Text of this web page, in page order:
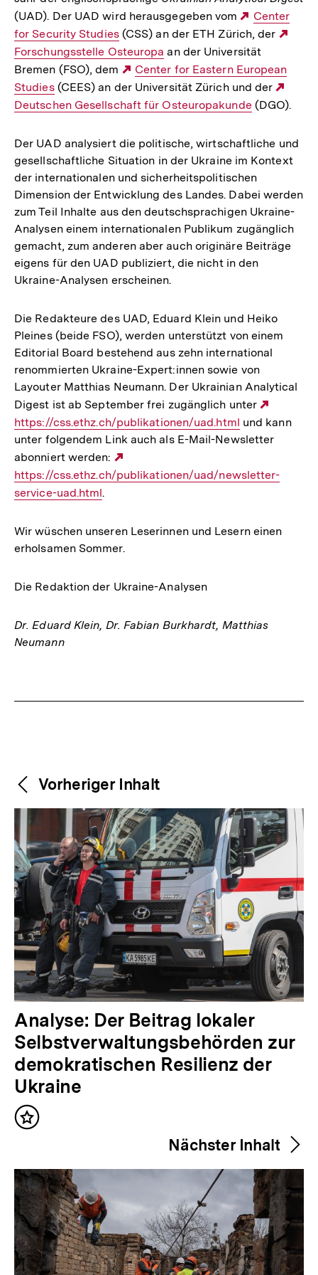
(UAD). Der UAD wird herausgegeben vom
Externer
Link:
Center
for Security Studies(CSS) an der ETH Zürich, der
Forschungsstelle Osteuropa an der Universität
Bremen (FSO), dem
Externer
Link:
Center for Eastern European
Studies(CEES) an der Universität Zürich und der
Link:
Deutschen Gesellschaft für Osteuropakunde (DGO).
Der UAD analysiert die politische, wirtschaftliche und
gesellschaftliche Situation in der Ukraine im Kontext
der internationalen und sicherheitspolitischen
Dimension der Entwicklung des Landes. Dabei werden
zum Teil Inhalte aus den deutschsprachigen Ukraine-
Analysen einem internationalen Publikum zugänglich
gemacht, zum anderen aber auch originäre Beiträge
eigens für den UAD publiziert, die nicht in den
Ukraine-Analysen erscheinen.
Die Redakteure des UAD, Eduard Klein und Heiko
Pleines (beide FSO), werden unterstützt von einem
Editorial Board bestehend aus zehn international
renommierten Ukraine-Expert:innen sowie von
Layouter Matthias Neumann. Der Ukrainian Analytical
Digest ist ab September frei zugänglich unter
Link:
https://css.ethz.ch/publikationen/uad.html und kann
unter folgendem Link auch als E-Mail-Newsletter
abonniert werden:
Link:
https://css.ethz.ch/publikationen/uad/newsletter-
service-uad.html.
Wir wüschen unseren Leserinnen und Lesern einen
erholsamen Sommer.
Die Redaktion der Ukraine-Analysen
Dr. Eduard Klein, Dr. Fabian Burkhardt, Matthias
Neumann
Weitere
Inhalte
Content-
Navigation
Vorheriger Inhalt
V
o
r
h
e
r
g
e
r
I
n
Analyse: Der Beitrag lokaler
Selbstverwaltungsbehörden zur
demokratischen Resilienz der
Ukraine
Inhalt
Nächster Inhalt